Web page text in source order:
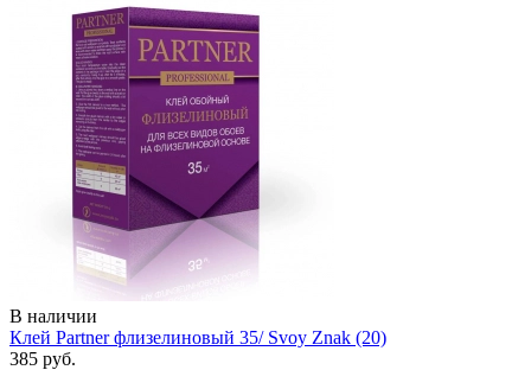
В наличии
Клей Partner флизелиновый 35/ Svoy Znak (20)
385 руб.